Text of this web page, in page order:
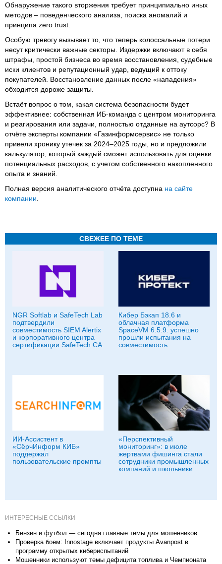
Обнаружение такого вторжения требует принципиально иных
методов – поведенческого анализа, поиска аномалий и
принципа zero trust.
Особую тревогу вызывает то, что теперь колоссальные потери
несут критически важные секторы. Издержки включают в себя
штрафы, простой бизнеса во время восстановления, судебные
иски клиентов и репутационный удар, ведущий к оттоку
покупателей. Восстановление данных после «нападения»
обходится дороже защиты.
Встаёт вопрос о том, какая система безопасности будет
эффективнее: собственная ИБ-команда с центром мониторинга
и реагирования или задачи, полностью отданные на аутсорс? В
отчёте эксперты компании «Газинформсервис» не только
привели хронику утечек за 2024–2025 годы, но и предложили
калькулятор, который каждый сможет использовать для оценки
потенциальных расходов, с учетом собственного накопленного
опыта и знаний.
Полная версия аналитического отчёта доступна на сайте
компании
СВЕЖЕЕ ПО ТЕМЕ
NGR Softlab и SafeTech Lab
подтвердили
совместимость SIEM Alertix
и корпоративного центра
сертификации SafeTech CA
Кибер Бэкап 18.6 и
облачная платформа
SpaceVM 6.5.9. успешно
прошли испытания на
совместимость
ИИ-Ассистент в
«СёрчИнформ КИБ»
поддержал
пользовательские промпты
«Перспективный
мониторинг»: в июле
жертвами фишинга стали
сотрудники промышленных
компаний и школьники
ИНТЕРЕСНЫЕ ССЫЛКИ
Бензин и футбол — сегодня главные темы для мошенников
Проверка боем: Innostage включает продукты Avanpost в
программу открытых кибериспытаний
Мошенники используют темы дефицита топлива и Чемпионата